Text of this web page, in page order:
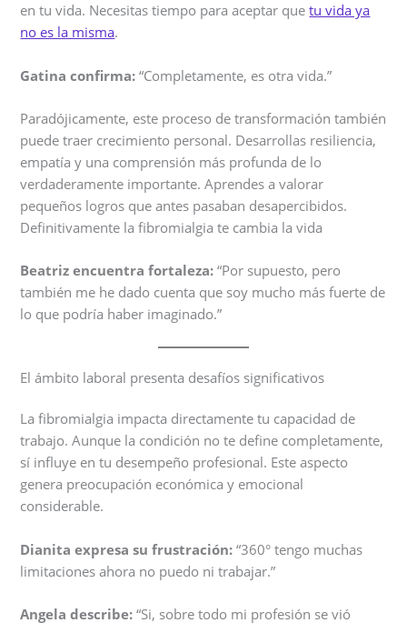
en tu vida. Necesitas tiempo para aceptar quetu vida ya
no es la misma.
Gatina confirma: “Completamente, es otra vida.”
Paradójicamente, este proceso de transformación también
puede traer crecimiento personal. Desarrollas resiliencia,
empatía y una comprensión más profunda de lo
verdaderamente importante. Aprendes a valorar
pequeños logros que antes pasaban desapercibidos.
Definitivamente la fibromialgia te cambia la vida
Beatriz encuentra fortaleza: “Por supuesto, pero
también me he dado cuenta que soy mucho más fuerte de
lo que podría haber imaginado.”
El ámbito laboral presenta desafíos significativos
La fibromialgia impacta directamente tu capacidad de
trabajo. Aunque la condición no te define completamente,
sí influye en tu desempeño profesional. Este aspecto
genera preocupación económica y emocional
considerable.
Dianita expresa su frustración: “360° tengo muchas
limitaciones ahora no puedo ni trabajar.”
Angela describe: “Si, sobre todo mi profesión se vió